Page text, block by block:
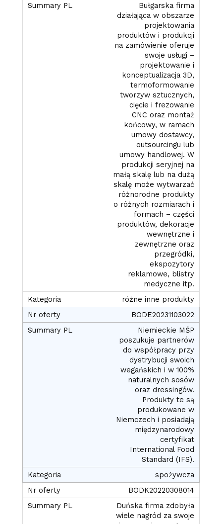
Bułgarska firma
działająca w obszarze
projektowania
produktów i produkcji
na zamówienie oferuje
swoje usługi –
projektowanie i
konceptualizacja 3D,
termoformowanie
tworzyw sztucznych,
cięcie i frezowanie
CNC oraz montaż
końcowy, w ramach
umowy dostawcy,
outsourcingu lub
umowy handlowej. W
produkcji seryjnej na
małą skalę lub na dużą
skalę może wytwarzać
różnorodne produkty
o różnych rozmiarach i
formach – części
produktów, dekoracje
wewnętrzne i
zewnętrzne oraz
przegródki,
ekspozytory
reklamowe, blistry
medyczne itp.
różne inne produkty
BODE20231103022
Niemieckie MŚP
poszukuje partnerów
do współpracy przy
dystrybucji swoich
wegańskich i w 100%
naturalnych sosów
oraz dressingów.
Produkty te są
produkowane w
Niemczech i posiadają
międzynarodowy
certyfikat
International Food
Standard (IFS).
spożywcza
BODK20220308014
Duńska firma zdobyła
wiele nagród za swoje